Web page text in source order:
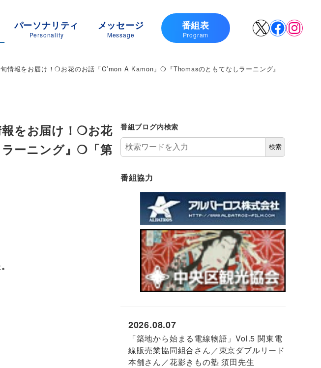
X
パーソナリティ
Personality
メッセージ
Message
番組表
Program
情報をお届け！❍お花のお話「C’mon A Kamon」❍『Thomasのともてなしラーニング』
報をお届け！❍お花
ーニング』❍「第
番組ブログ内検索
検索
番組協力
「築地から始まる電線物語」Vol.5 関東電
線販売業協同組合さん／東京ダブルリード
本舗さん／花影きもの塾 須田先生
2026.08.07